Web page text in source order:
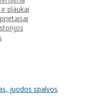
plaukai
juodos spalvos